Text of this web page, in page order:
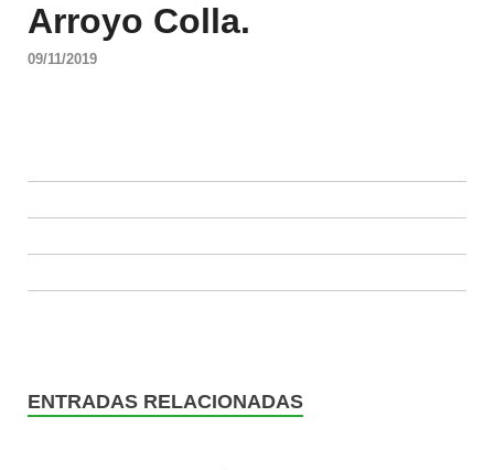
Arroyo Colla.
09/11/2019
ENTRADAS RELACIONADAS